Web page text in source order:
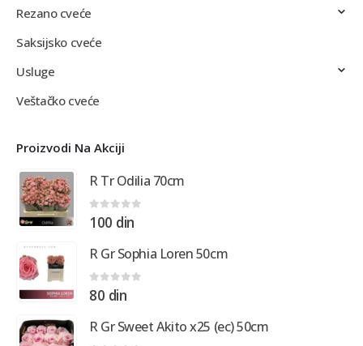
Rezano cveće
Saksijsko cveće
Usluge
Veštačko cveće
Proizvodi Na Akciji
R Tr Odilia 70cm
0 out of 5
100 din
R Gr Sophia Loren 50cm
0out of 5
80 din
R Gr Sweet Akito x25 (ec) 50cm